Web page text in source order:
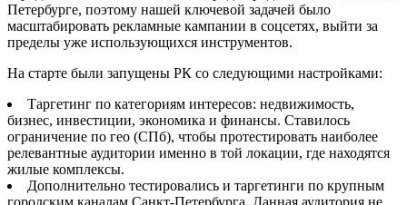
Петербурге, поэтому нашей ключевой задачей было
масштабировать рекламные кампании в соцсетях, выйти за
пределы уже использующихся инструментов.
На старте были запущены РК со следующими настройками:
Таргетинг по категориям интересов: недвижимость,
бизнес, инвестиции, экономика и финансы. Ставилось
ограничение по гео (СПб), чтобы протестировать наиболее
релевантные аудитории именно в той локации, где находятся
жилые комплексы.
Дополнительно тестировались и таргетинги по крупным
городским каналам Санкт-Петербурга. Данная аудитория не